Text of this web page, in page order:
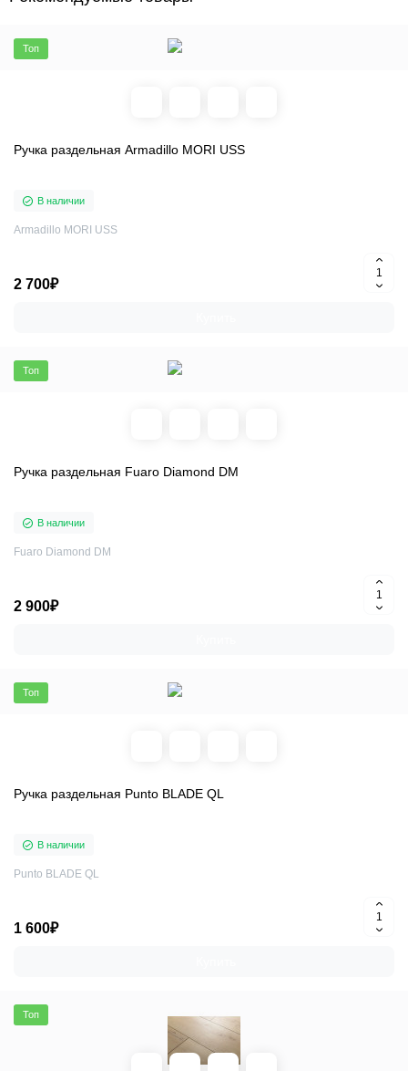
Топ
Ручка раздельная Armadillo MORI USS
В наличии
Armadillo MORI USS
2 700₽
Топ
Ручка раздельная Fuaro Diamond DM
В наличии
Fuaro Diamond DM
2 900₽
Топ
Ручка раздельная Punto BLADE QL
В наличии
Punto BLADE QL
1 600₽
Топ